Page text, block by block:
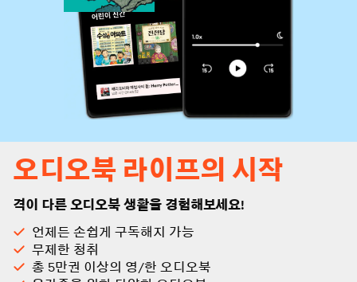
오디오북 라이프의 시작
격이 다른 오디오북 생활을 경험해보세요!
언제든 손쉽게 구독해지 가능
무제한 청취
총 5만권 이상의 영/한 오디오북